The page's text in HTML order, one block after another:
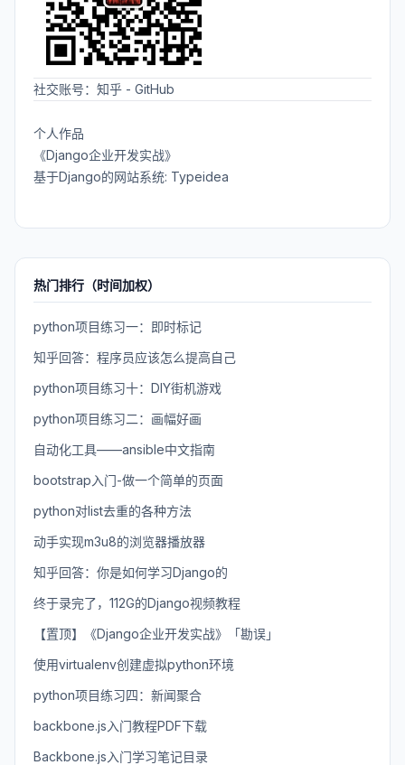
社交账号： 知乎 - GitHub
个人作品
《Django企业开发实战》
基于Django的网站系统: Typeidea
热门排行（时间加权）
python项目练习一：即时标记
知乎回答：程序员应该怎么提高自己
python项目练习十：DIY街机游戏
python项目练习二：画幅好画
自动化工具——ansible中文指南
bootstrap入门-做一个简单的页面
python对list去重的各种方法
动手实现m3u8的浏览器播放器
知乎回答：你是如何学习Django的
终于录完了，112G的Django视频教程
【置顶】《Django企业开发实战》「勘误」
使用virtualenv创建虚拟python环境
python项目练习四：新闻聚合
backbone.js入门教程PDF下载
Backbone.js入门学习笔记目录